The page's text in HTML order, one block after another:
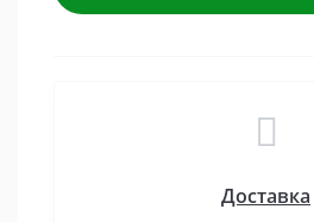
Доставка